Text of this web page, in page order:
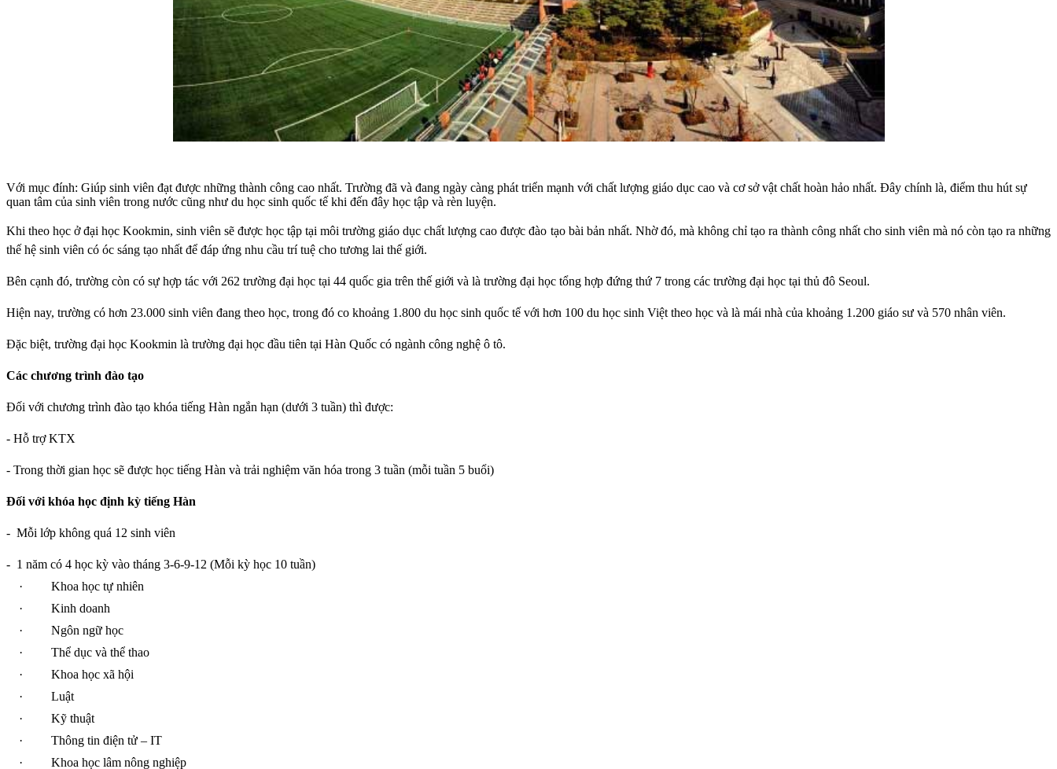
Với mục đính: Giúp sinh viên đạt được những thành công cao nhất. Trường đã và đang ngày càng phát triển mạnh với chất lượng giáo dục cao và cơ sở vật chất hoàn hảo nhất. Đây chính là, điểm thu hút sự
quan tâm của sinh viên trong nước cũng như du học sinh quốc tế khi đến đây học tập và rèn luyện.
Khi theo học ở đại học Kookmin, sinh viên sẽ được học tập tại môi trường giáo dục chất lượng cao được đào tạo bài bản nhất. Nhờ đó, mà không chỉ tạo ra thành công nhất cho sinh viên mà nó còn tạo ra những
thế hệ sinh viên có óc sáng tạo nhất để đáp ứng nhu cầu trí tuệ cho tương lai thế giới.
Bên cạnh đó, trường còn có sự hợp tác với 262 trường đại học tại 44 quốc gia trên thế giới và là trường đại học tổng hợp đứng thứ 7 trong các trường đại học tại thủ đô Seoul.
Hiện nay, trường có hơn 23.000 sinh viên đang theo học, trong đó co khoảng 1.800 du học sinh quốc tế với hơn 100 du học sinh Việt theo học và là mái nhà của khoảng 1.200 giáo sư và 570 nhân viên.
Đặc biệt, trường đại học Kookmin là trường đại học đầu tiên tại Hàn Quốc có ngành công nghệ ô tô.
Các chương trình đào tạo
Đối với chương trình đào tạo khóa tiếng Hàn ngắn hạn (dưới 3 tuần) thì được:
- Hỗ trợ KTX
- Trong thời gian học sẽ được học tiếng Hàn và trải nghiệm văn hóa trong 3 tuần (mỗi tuần 5 buổi)
Đối với khóa học định kỳ tiếng Hàn
- Mỗi lớp không quá 12 sinh viên
- 1 năm có 4 học kỳ vào tháng 3-6-9-12 (Mỗi kỳ học 10 tuần)
·
Khoa học tự nhiên
·
Kinh doanh
·
Ngôn ngữ học
·
Thể dục và thể thao
·
Khoa học xã hội
·
Luật
·
Kỹ thuật
·
Thông tin điện tử – IT
·
Khoa học lâm nông nghiệp